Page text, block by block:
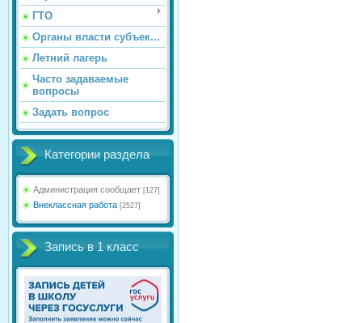
ГТО
Органы власти субъек...
Летний лагерь
Часто задаваемые
вопросы
Задать вопрос
Категории раздела
Администрация сообщает [127]
Внеклассная работа [2527]
Запись в 1 класс